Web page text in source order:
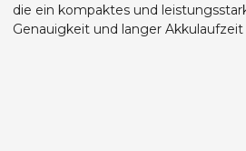
die ein kompaktes und
Genauigkeit und langer Akkulaufzeit